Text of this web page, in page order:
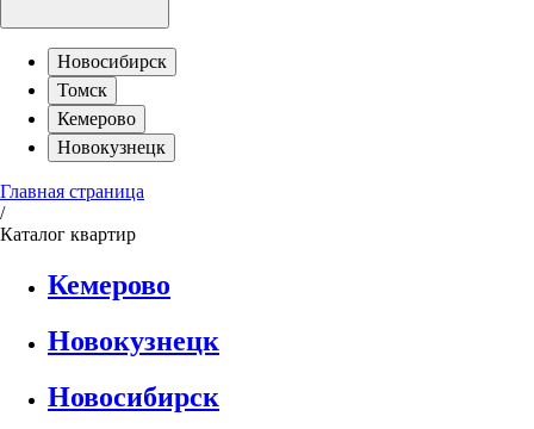
Новосибирск
Томск
Кемерово
Новокузнецк
Главная страница
/
Каталог квартир
Кемерово
Новокузнецк
Новосибирск